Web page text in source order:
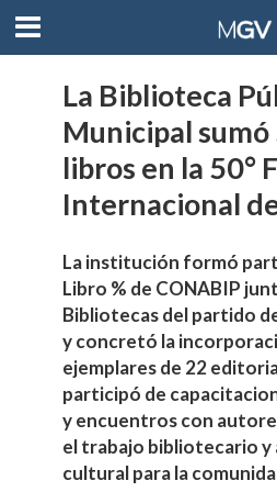
La Biblioteca
Municipal
libros en la 50°
Internacional
La institución formó
Libro % de CONABIP
Bibliotecas del partido
y concretó la
ejemplares de 22
participó de
y encuentros con
el trabajo bibliotecario y
cultural para la